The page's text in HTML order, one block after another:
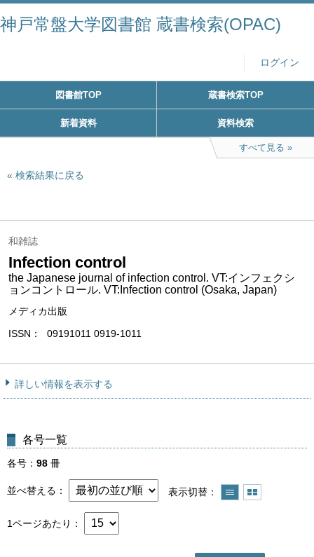
神戸常盤大学図書館 蔵書検索(OPAC)
ログイン
図書館TOP 蔵書検索TOP
新着資料 資料検索
すべて見る
検索結果に戻る
和雑誌
Infection control
the Japanese journal of infection control. VT:インフェクシ
ョンコントロール. VT:Infection control (Osaka, Japan)
メディカ出版
ISSN
09191011 0919-1011
詳しい情報を表示する
各号一覧
各号 98 冊
並べ替える 表示切替
1ページあたり